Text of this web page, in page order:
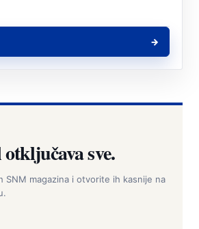
→
sve.
SNM magazina i otvorite ih kasnije na